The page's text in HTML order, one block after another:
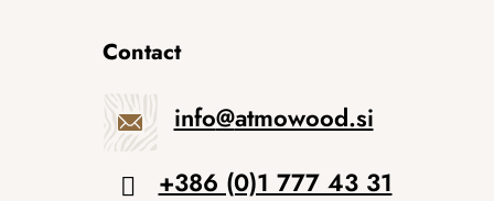
Contact
info@atmowood.si
+386 (0)1 777 43 31